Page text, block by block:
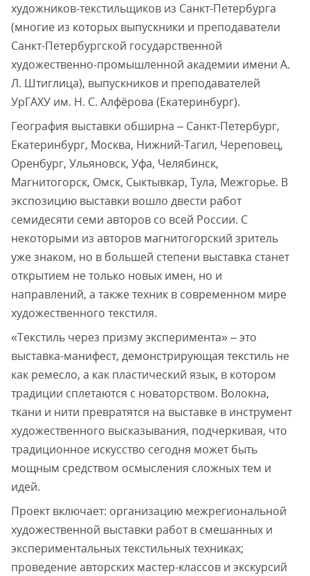
художников-текстильщиков из Санкт-Петербурга
(многие из которых выпускники и преподаватели
Санкт-Петербургской государственной
художественно-промышленной академии имени А.
Л. Штиглица), выпускников и преподавателей
УрГАХУ им. Н. С. Алфёрова (Екатеринбург).
География выставки обширна – Санкт-Петербург,
Екатеринбург, Москва, Нижний-Тагил, Череповец,
Оренбург, Ульяновск, Уфа, Челябинск,
Магнитогорск, Омск, Сыктывкар, Тула, Межгорье. В
экспозицию выставки вошло двести работ
семидесяти семи авторов со всей России. С
некоторыми из авторов магнитогорский зритель
уже знаком, но в большей степени выставка станет
открытием не только новых имен, но и
направлений, а также техник в современном мире
художественного текстиля.
«Текстиль через призму эксперимента» – это
выставка-манифест, демонстрирующая текстиль не
как ремесло, а как пластический язык, в котором
традиции сплетаются с новаторством. Волокна,
ткани и нити превратятся на выставке в инструмент
художественного высказывания, подчеркивая, что
традиционное искусство сегодня может быть
мощным средством осмысления сложных тем и
идей.
Проект включает: организацию межрегиональной
художественной выставки работ в смешанных и
экспериментальных текстильных техниках;
проведение авторских мастер-классов и экскурсий